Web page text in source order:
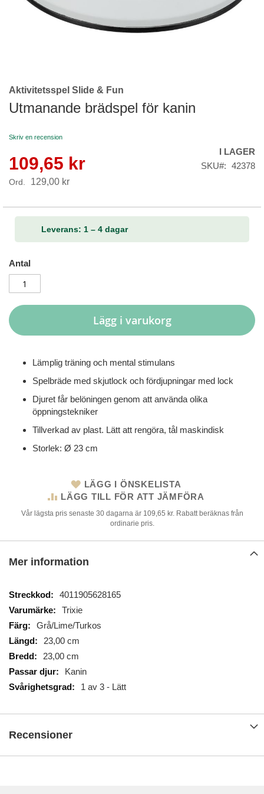
Skip
to
the
of
images
gallery
Aktivitetsspel Slide & Fun
Utmanande brädspel för kanin
Skriv en recension
Reapris
109,65 kr
Ord. 129,00 kr
I LAGER
SKU
42378
Leverans: 1 – 4 dagar
Antal
Lägg i varukorg
Lämplig träning och mental stimulans
Spelbräde med skjutlock och fördjupningar med lock
Djuret får belöningen genom att använda olika
öppningstekniker
Tillverkad av plast. Lätt att rengöra, tål maskindisk
Storlek: Ø 23 cm
LÄGG I ÖNSKELISTA
LÄGG TILL FÖR ATT JÄMFÖRA
Vår lägsta pris senaste 30 dagarna är 109,65 kr. Rabatt beräknas från
ordinarie pris.
Mer information
Mer
information
4011905628165
Trixie
Grå/Lime/Turkos
23,00 cm
23,00 cm
Kanin
1 av 3 - Lätt
Recensioner